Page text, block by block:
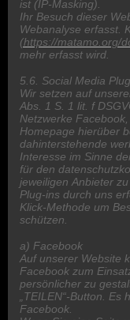
ist (IP-Masking).
Ihr Besuch dieser
Webanalyse erfasst.
(https://matamo.org/
mehr erfasst wird.
5.6. Social Media
Wir setzen auf
Abs. 1 S. 1 lit. f
Netzwerke
Homepage hierüber
dahinterstehende
Interesse im Sinne
für den
jeweiligen Anbieter
Plug-ins durch uns
Klick-Methode um
schützen.
a) Facebook
Auf unserer Website
Facebook zum
persönlicher zu
„TEILEN“-Button.
Facebook.